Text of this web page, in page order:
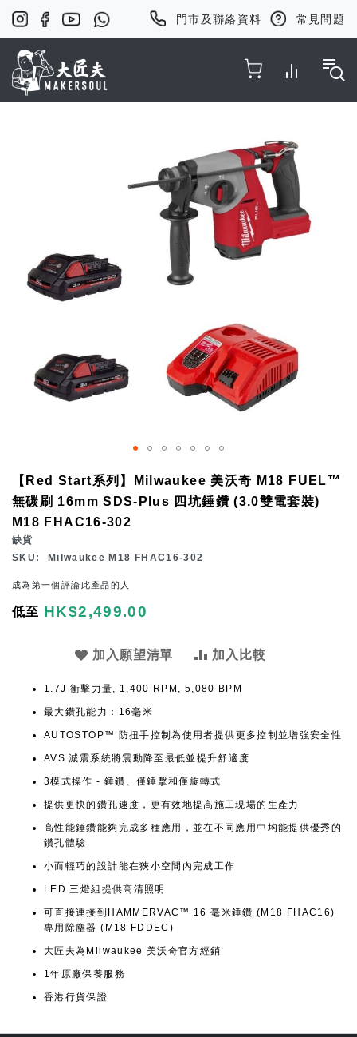
門市及聯絡資料 常見問題
【Red Start系列】Milwaukee 美沃奇 M18 FUEL™
無碳刷 16mm SDS-Plus 四坑錘鑽 (3.0雙電套裝)
M18 FHAC16-302
缺貨
SKU
Milwaukee M18 FHAC16-302
成為第一個評論此產品的人
低至 HK$2,499.00
加入願望清單 加入比較
1.7J 衝擊力量, 1,400 RPM, 5,080 BPM
最大鑽孔能力：16毫米
AUTOSTOP™ 防扭手控制為使用者提供更多控制並增強安全性
AVS 減震系統將震動降至最低並提升舒適度
3模式操作 - 錘鑽、僅錘擊和僅旋轉式
提供更快的鑽孔速度，更有效地提高施工現場的生產力
高性能錘鑽能夠完成多種應用，並在不同應用中均能提供優秀的
鑽孔體驗
小而輕巧的設計能在狹小空間內完成工作
LED 三燈組提供高清照明
可直接連接到HAMMERVAC™ 16 毫米錘鑽 (M18 FHAC16)
專用除塵器 (M18 FDDEC)
大匠夫為Milwaukee 美沃奇官方經銷
1年原廠保養服務
香港行貨保證
gallery
to
the
beginning
of
images
gallery